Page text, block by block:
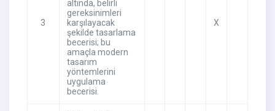
3
altında, belirli
gereksinimleri
karşılayacak
şekilde tasarlama
becerisi; bu
amaçla modern
tasarım
yöntemlerini
uygulama
becerisi.
X